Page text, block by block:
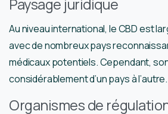
Paysage juridique
Au niveau international, le CBD est
avec de nombreux pays
médicaux potentiels. Cependant,
considérablement d’un pays à l’autre.
Organismes de